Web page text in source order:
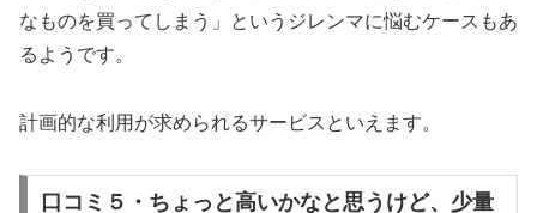
なものを買ってしまう」というジレンマに悩むケースもあ
るようです。
計画的な利用が求められるサービスといえます。
口コミ５・ちょっと高いかなと思うけど、少量